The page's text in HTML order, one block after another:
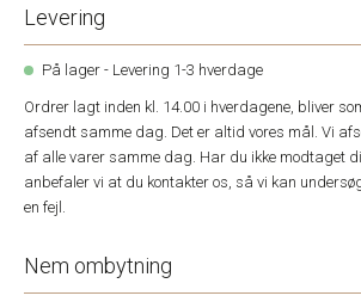
Levering
På lager - Levering 1-3 hverdage
Ordrer lagt inden kl. 14.00 i hverdagene, bliver
afsendt samme dag. Det er altid vores mål. Vi
af alle varer samme dag. Har du ikke modtaget
anbefaler vi at du kontakter os, så vi kan
en fejl.
Nem ombytning